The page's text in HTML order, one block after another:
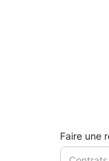
Faire une